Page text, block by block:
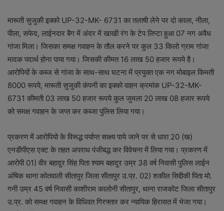
मारूती सुजुकी इक्को UP-32-MK- 6731 का तलाषी लेने पर दो काला, नीला,
पीला, सफेद, लाईनदार बैग में अंदर में खाखी रंग के टेप लिप्टा हुआ 07 नग अवैध
गांजा मिला। जिसका समक्ष गवाहन के तौल करने पर कुल 33 किलो ग्राम गांजा
मादक पदार्थ होना पाया गया। जिसकी कीमत 16 लाख 50 हजार रूपये है।
आरोपियों के कब्ज से गांजा के साथ-साथ घटना में प्रयुक्त एक नग मोबाइल किमती
8000 रूपये, मारूती सुजुकी कंपनी का इक्को वाहन क्रमांक UP-32-MK-
6731 कीमती 03 लाख 50 हजार रूपये कुल जुमला 20 लाख 08 हजार रूपये
को समक्ष गवाहन के जप्त कर कब्जा पुलिस लिया गया।
प्रकरण में आरोपियो के विरूद्ध पर्याप्त साक्ष्य पाये जाने पर से धारा 20 (ख)
एनडीपीएस एक्ट के तहत अपराध पंजीबद्ध कर विवेचना में लिया गया। प्रकरण में
आरोपी 01) वीर बहादुर सिंह पिता श्याम बहादुर उम्र 38 वर्ष निवासी पुलिस लाईन
अंषिक थाना कोतवाली सीतापुर जिला सीतापुर उ.प्र. 02) शकील सिद्दीकी पिता मो.
गनी उम्र 45 वर्ष निवासी काशीराम कालोनी सीतापुर, थाना राजकोट जिला सीतापुर
उ.प्र. को समक्ष गवाहन के विधिवत गिरफ्तार कर न्यायिक हिरासत में भेजा गया।